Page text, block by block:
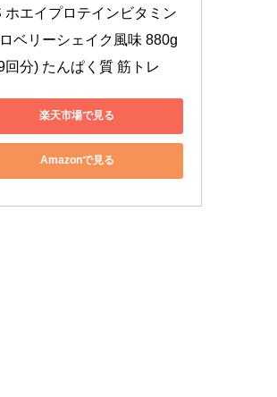
ホエイプロテインビタミン
ベリーシェイク風味 880g
回分) たんぱく質 筋トレ
楽天市場で見る
Amazonで見る